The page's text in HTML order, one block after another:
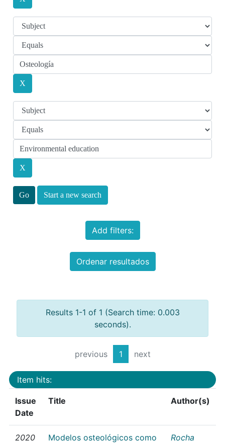
Start a new search
Add filters:
Ordenar resultados
Results 1-1 of 1 (Search time: 0.003
seconds).
previous 1 next
Item hits:
Issue
Date
Title Author(s)
2020
Modelos osteológicos como
Rocha